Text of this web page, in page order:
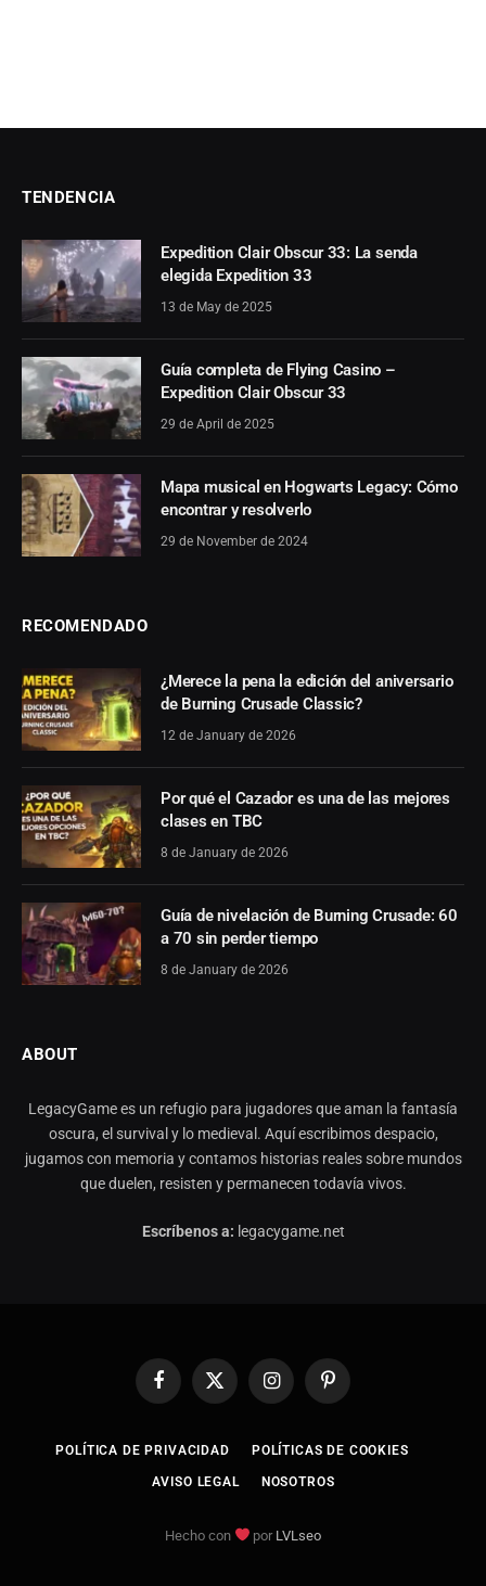
TENDENCIA
Expedition Clair Obscur 33: La senda
elegida Expedition 33
13 de May de 2025
Guía completa de Flying Casino –
Expedition Clair Obscur 33
29 de April de 2025
Mapa musical en Hogwarts Legacy: Cómo
encontrar y resolverlo
29 de November de 2024
RECOMENDADO
¿Merece la pena la edición del aniversario
de Burning Crusade Classic?
12 de January de 2026
Por qué el Cazador es una de las mejores
clases en TBC
8 de January de 2026
Guía de nivelación de Burning Crusade: 60
a 70 sin perder tiempo
8 de January de 2026
ABOUT
LegacyGame es un refugio para jugadores que aman la fantasía
oscura, el survival y lo medieval. Aquí escribimos despacio,
jugamos con memoria y contamos historias reales sobre mundos
que duelen, resisten y permanecen todavía vivos.
Escríbenos a: legacygame.net
FacebookX
InstagramPinterest
POLÍTICA DE PRIVACIDAD POLÍTICAS DE COOKIES
AVISO LEGAL NOSOTROS
Hecho con por LVLseo